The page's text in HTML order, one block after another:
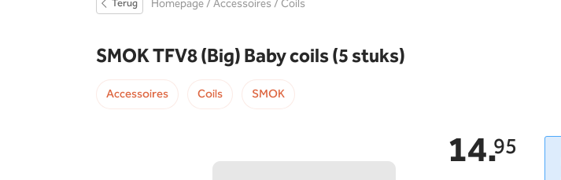
Terug Homepage/Accessoires/Coils
SMOK TFV8 (Big) Baby coils (5 stuks)
Accessoires Coils SMOK
14.95